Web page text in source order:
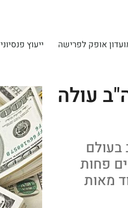
אופק לפרישה ייעוץ פנסיוני
ארה"ב עולה
הטוב בעולם
חזקים פחות
מאות